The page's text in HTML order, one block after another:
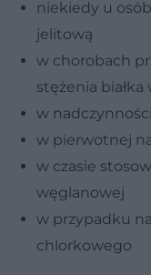
niekiedy u
jelitową
w chorobach
stężenia białka
w
w pierwotnej
w czasie
węglanowej
w przypadku
chlorkowego